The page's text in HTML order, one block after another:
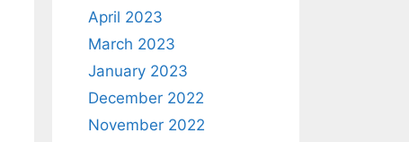
April 2023
March 2023
January 2023
December 2022
November 2022